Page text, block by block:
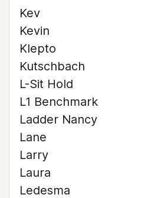
Kev
Kevin
Klepto
Kutschbach
L-Sit Hold
L1 Benchmark
Ladder Nancy
Lane
Larry
Laura
Ledesma